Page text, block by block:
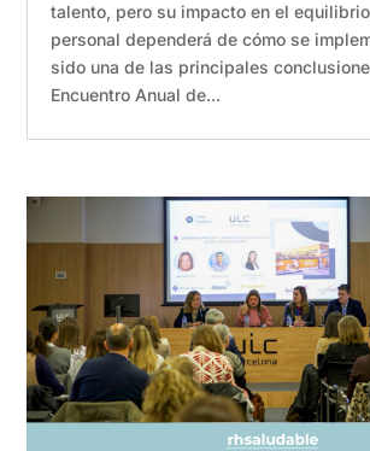
talento, pero su impacto en el
personal dependerá de cómo se
sido una de las principales
Encuentro Anual de...